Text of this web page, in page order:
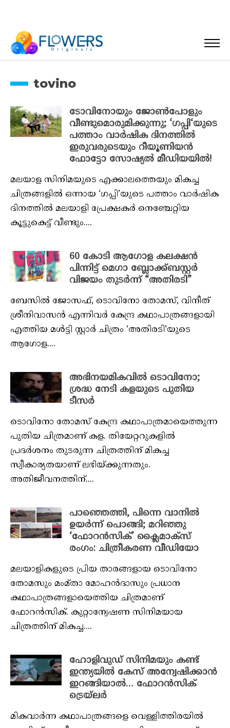
tovino
ടോവിനോയും ജോൺപോളും
വീണ്ടുമൊരുമിക്കുന്നു; ‘ഗപ്പി‘യുടെ
പത്താം വാർഷിക ദിനത്തിൽ
ഇരുവരുടെയും റീയൂണിയൻ
ഫോട്ടോ സോഷ്യൽ മീഡിയയിൽ!
മലയാള സിനിമയുടെ എക്കാലത്തെയും മികച്ച
ചിത്രങ്ങളിൽ ഒന്നായ ‘ഗപ്പി’യുടെ പത്താം വാർഷിക
ദിനത്തിൽ മലയാളി പ്രേക്ഷകർ നെഞ്ചേറ്റിയ
കൂട്ടുകെട്ട് വീണ്ടും....
60 കോടി ആഗോള കലക്ഷൻ
പിന്നിട്ട് മെഗാ ബ്ലോക്ക്ബസ്റ്റർ
വിജയം തുടർന്ന് “അതിരടി”
ബേസിൽ ജോസഫ്, ടൊവിനോ തോമസ്, വിനീത്
ശ്രീനിവാസൻ എന്നിവർ കേന്ദ്ര കഥാപാത്രങ്ങളായി
എത്തിയ മൾട്ടി സ്റ്റാർ ചിത്രം ‘അതിരടി’യുടെ
ആഗോള....
അഭിനയമികവില്‍ ടൊവിനോ;
ശ്രദ്ധ നേടി കളയുടെ പുതിയ
ടീസര്‍
ടൊവിനോ തോമസ് കേന്ദ്ര കഥാപാത്രമായെത്തുന്ന
പുതിയ ചിത്രമാണ് കള. തിയേറ്ററുകളില്‍
പ്രദര്‍ശനം തുടരുന്ന ചിത്രത്തിന് മികച്ച
സ്വീകാര്യതയാണ് ലഭിയ്ക്കുന്നതും.
അതിജീവനത്തിന്....
പാഞ്ഞെത്തി, പിന്നെ വാനില്‍
ഉയര്‍ന്ന് പൊങ്ങി; മറിഞ്ഞു
‘ഫോറന്‍സിക്’ ക്ലൈമാക്‌സ്
രംഗം: ചിത്രീകരണ വീഡിയോ
മലയാളികളുടെ പ്രിയ താരങ്ങളായ ടൊവിനോ
തോമസും മംമ്താ മോഹന്‍ദാസും പ്രധാന
കഥാപാത്രങ്ങളായെത്തിയ ചിത്രമാണ്
ഫോറന്‍സിക്. കുറ്റാന്വേഷണ സിനിമയായ
ചിത്രത്തിന് മികച്ച....
ഹോളിവുഡ് സിനിമയും കണ്ട്
ഇന്ത്യയിൽ കേസ് അന്വേഷിക്കാൻ
ഇറങ്ങിയാൽ… ഫോറന്‍സിക്
ട്രെയ്‌ലര്‍
മികവാര്‍ന്ന കഥാപാത്രങ്ങളെ വെള്ളിത്തിരയില്‍